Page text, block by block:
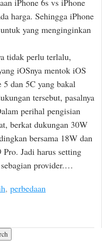
harga. Sehingga iPhone
yang menginginkan
tidak perlu terlalu,
iOSnya mentok iOS
5 dan 5C yang bakal
tersebut, pasalnya
perihal pengisian
berkat dukungan 30W
bersama 18W dan
Jadi harus setting
provider.…
, perbedaan